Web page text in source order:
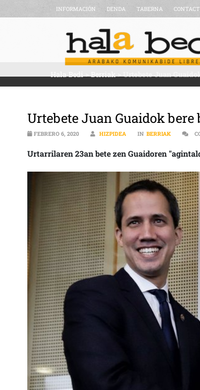
INFORMACIÓN DENDA TABERNA
Hala Bedi>Berriak>Urtebete Juan
Urtebete Juan Guaidok
FEBRERO 6, 2020 HIZPIDEA IN BERRIAK
Urtarrilaren 23an bete zen Guaidoren